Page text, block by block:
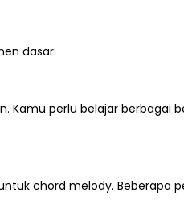
dasar:
perlu belajar berbagai
chord melody. Beberapa